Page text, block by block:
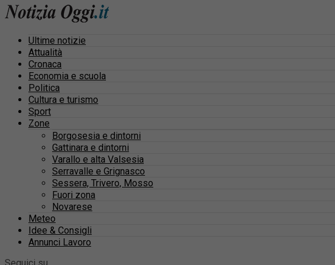
Ultime notizie
Attualità
Cronaca
Economia e scuola
Politica
Cultura e turismo
Sport
Zone
Borgosesia e dintorni
Gattinara e dintorni
Varallo e alta Valsesia
Serravalle e Grignasco
Sessera, Trivero, Mosso
Fuori zona
Novarese
Meteo
Idee & Consigli
Annunci Lavoro